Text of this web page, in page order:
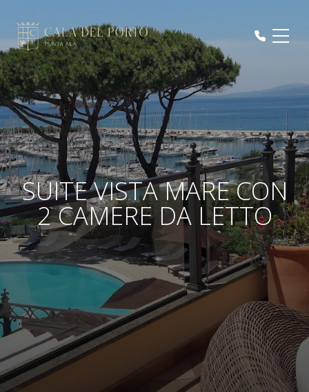
SUITE VISTA MARE CON
2 CAMERE DA LETTO